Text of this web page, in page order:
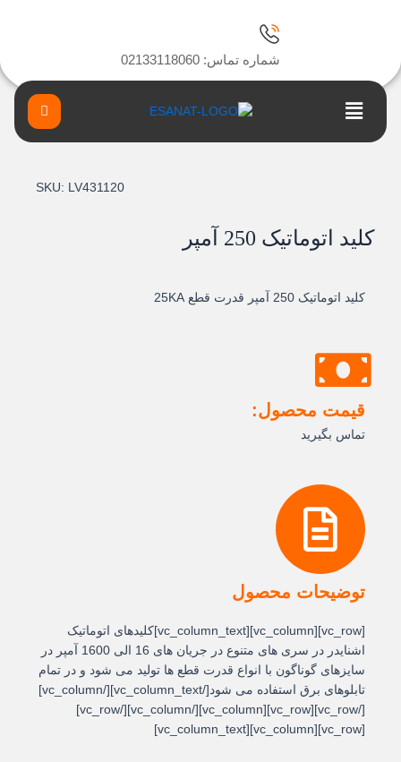
شماره تماس: 02133118060
Main
Menu
SKU: LV431120
کلید اتوماتیک 250 آمپر
کلید اتوماتیک 250 آمپر قدرت قطع 25KA
قیمت محصول:
تماس بگیرید
توضیحات محصول
[vc_row][vc_column][vc_column_text]کلیدهای اتوماتیک
اشنایدر در سری های متنوع در جریان های 16 الی 1600 آمپر در
سایزهای گوناگون با انواع قدرت قطع ها تولید می شود و در تمام
تابلوهای برق استفاده می شود[/vc_column_text][/vc_column]
[/vc_row][vc_row][vc_column][/vc_column][/vc_row]